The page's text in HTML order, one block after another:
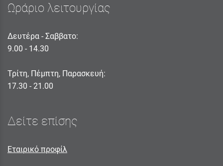
Ωράριο λειτουργίας
Δευτέρα - Σαββατο:
9.00 - 14.30
Τρίτη, Πέμπτη, Παρασκευή:
17.30 - 21.00
Δείτε επίσης
Εταιρικό προφίλ